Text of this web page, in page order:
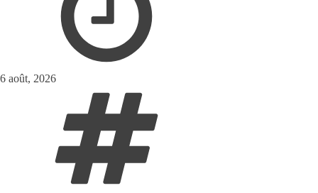
6 août, 2026